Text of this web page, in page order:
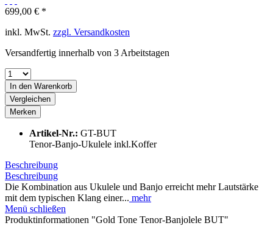
699,00 € *
inkl. MwSt. zzgl. Versandkosten
Versandfertig innerhalb von 3 Arbeitstagen
In den Warenkorb
Vergleichen
Merken
Artikel-Nr.: GT-BUT
Tenor-Banjo-Ukulele inkl.Koffer
Beschreibung
Beschreibung
Die Kombination aus Ukulele und Banjo erreicht mehr Lautstärke
mit dem typischen Klang einer... mehr
Menü schließen
Produktinformationen "Gold Tone Tenor-Banjolele BUT"